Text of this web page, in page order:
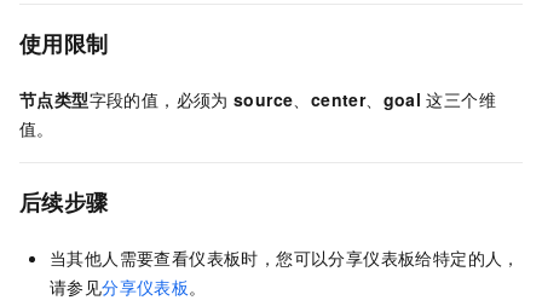
使用限制
节点类型字段的值，必须为 source center、 goal 这三个维
值。
后续步骤
当其他人需要查看仪表板时，您可以分享仪表板给特定的人，
请参见分享仪表板 。